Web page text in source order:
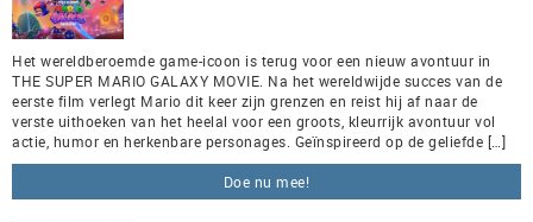
Het wereldberoemde game-icoon is terug voor een nieuw avontuur in
THE SUPER MARIO GALAXY MOVIE. Na het wereldwijde succes van de
eerste film verlegt Mario dit keer zijn grenzen en reist hij af naar de
verste uithoeken van het heelal voor een groots, kleurrijk avontuur vol
actie, humor en herkenbare personages. Geïnspireerd op de geliefde […]
Doe nu mee!